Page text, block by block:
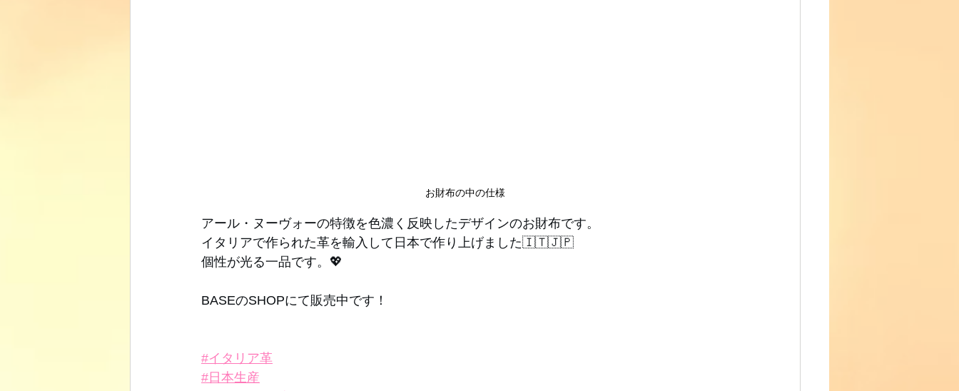
お財布の中の仕様
アール・ヌーヴォーの特徴を色濃く反映したデザインのお財布です。
イタリアで作られた革を輸入して日本で作り上げました🇮🇹🇯🇵
個性が光る一品です。💖
BASEのSHOPにて販売中です！
#イタリア革
#日本生産